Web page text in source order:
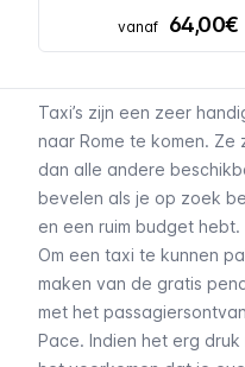
vanaf 64,00€
Taxi’s zijn een zeer
naar Rome te komen.
dan alle andere
bevelen als je op zoek
en een ruim budget hebt.
Om een taxi te kunnen
maken van de gratis
met het
Pace. Indien het erg